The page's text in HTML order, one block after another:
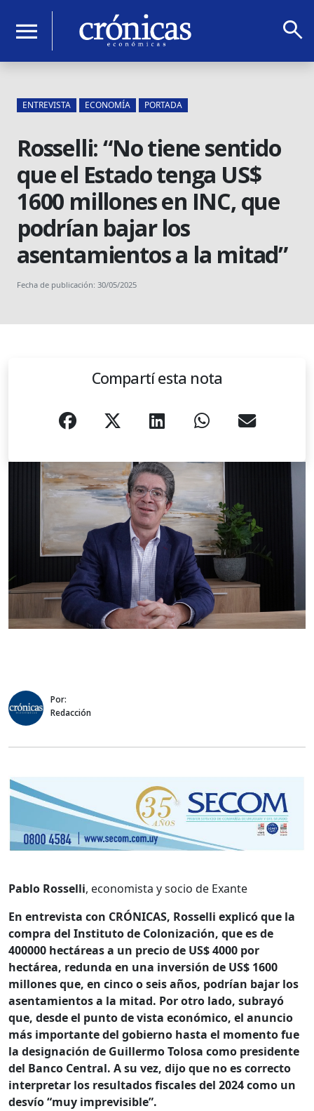
menu search
ENTREVISTA ECONOMÍA PORTADA
Rosselli: “No tiene sentido
que el Estado tenga US$
1600 millones en INC, que
podrían bajar los
asentamientos a la mitad”
Fecha de publicación: 30/05/2025
Compartí esta nota
Por:
Redacción
Pablo Rosselli, economista y socio de Exante
En entrevista con CRÓNICAS, Rosselli explicó que la
compra del Instituto de Colonización, que es de
400000 hectáreas a un precio de US$ 4000 por
hectárea, redunda en una inversión de US$ 1600
millones que, en cinco o seis años, podrían bajar los
asentamientos a la mitad. Por otro lado, subrayó
que, desde el punto de vista económico, el anuncio
más importante del gobierno hasta el momento fue
la designación de Guillermo Tolosa como presidente
del Banco Central. A su vez, dijo que no es correcto
interpretar los resultados fiscales del 2024 como un
desvío “muy imprevisible”.